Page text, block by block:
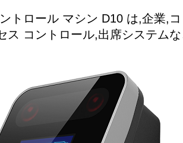
トロール マシン D10 は,企業,
ス コントロール,出席システム